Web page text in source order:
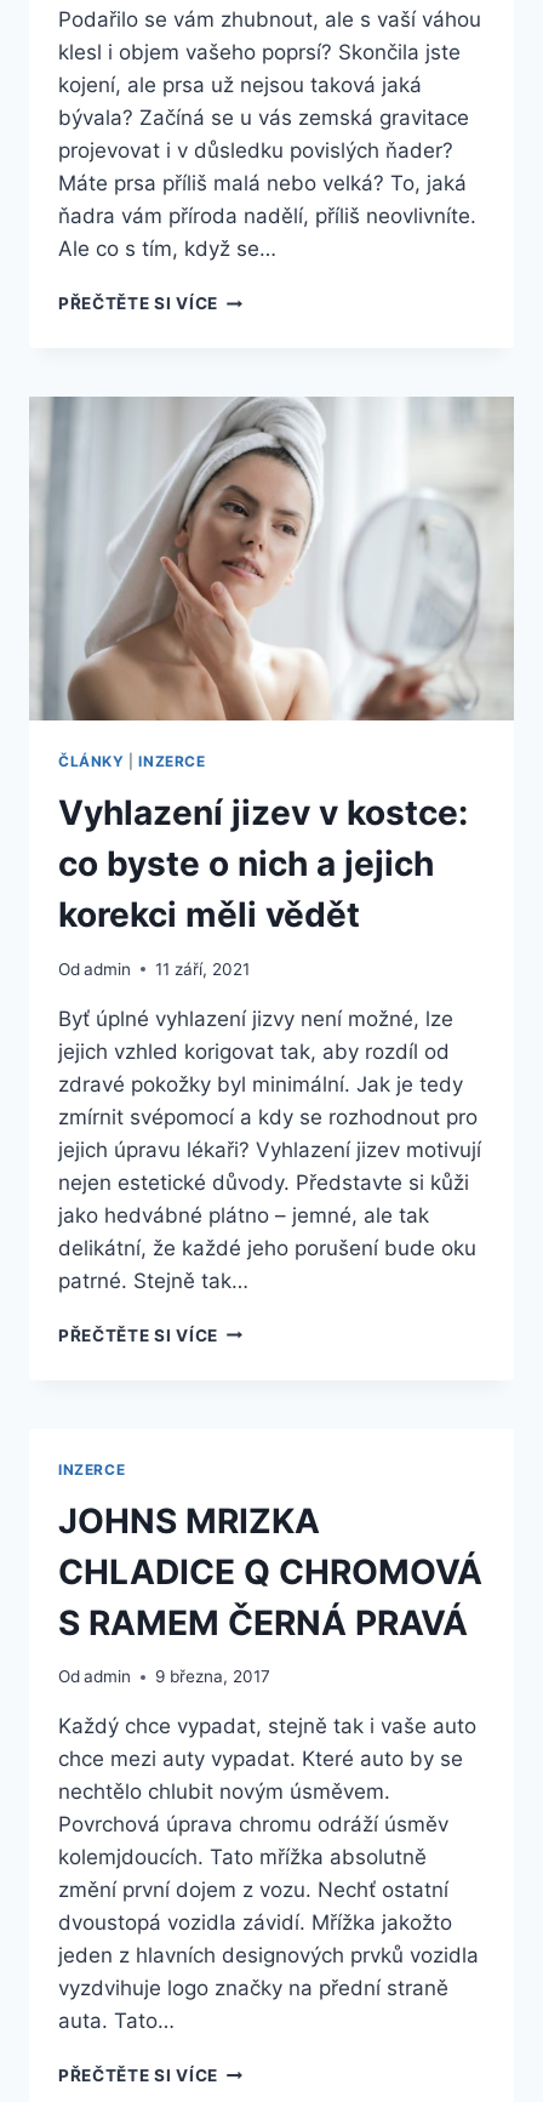
Podařilo se vám zhubnout, ale s vaší váhou
klesl i objem vašeho poprsí? Skončila jste
kojení, ale prsa už nejsou taková jaká
bývala? Začíná se u vás zemská gravitace
projevovat i v důsledku povislých ňader?
Máte prsa příliš malá nebo velká? To, jaká
ňadra vám příroda nadělí, příliš neovlivníte.
Ale co s tím, když se…
PŘEČTĚTE SI VÍCEUVAŽUJETE
PRSOU?
CO
JE
DOBRÉ
PŘED
ZÁKROKEM
ZVÁŽIT
ČLÁNKY |INZERCE
Vyhlazení jizev v kostce:
co byste o nich a jejich
korekci měli vědět
Odadmin 11 září, 2021
Byť úplné vyhlazení jizvy není možné, lze
jejich vzhled korigovat tak, aby rozdíl od
zdravé pokožky byl minimální. Jak je tedy
zmírnit svépomocí a kdy se rozhodnout pro
jejich úpravu lékaři? ​Vyhlazení jizev motivují
nejen estetické důvody. Představte si kůži
jako hedvábné plátno – jemné, ale tak
delikátní, že každé jeho porušení bude oku
patrné. Stejně tak…
PŘEČTĚTE SI VÍCEVYHLAZENÍ
NICH
A
JEJICH
KOREKCI
MĚLI
VĚDĚT
INZERCE
JOHNS MRIZKA
CHLADICE Q CHROMOVÁ
S RAMEM ČERNÁ PRAVÁ
Odadmin 9 března, 2017
Každý chce vypadat, stejně tak i vaše auto
chce mezi auty vypadat. Které auto by se
nechtělo chlubit novým úsměvem.
Povrchová úprava chromu odráží úsměv
kolemjdoucích. Tato mřížka absolutně
změní první dojem z vozu. Nechť ostatní
dvoustopá vozidla závidí. Mřížka jakožto
jeden z hlavních designových prvků vozidla
vyzdvihuje logo značky na přední straně
auta. Tato…
PŘEČTĚTE SI VÍCEJOHNS